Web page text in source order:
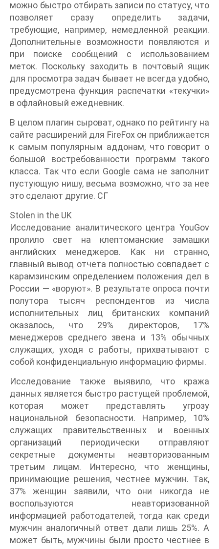
можно быстро отбирать записи по статусу, что
позволяет сразу определить задачи,
требующие, например, немедленной реакции.
Дополнительные возможности появляются и
при поиске сообщений с использованием
меток. Поскольку заходить в почтовый ящик
для просмотра задач бывает не всегда удобно,
предусмотрена функция распечатки «текучки»
в офлайновый ежедневник.
В целом плагин сыроват, однако по рейтингу на
сайте расширений для FireFox он приближается
к самым популярным аддонам, что говорит о
большой востребованности программ такого
класса. Так что если Google сама не заполнит
пустующую нишу, весьма возможно, что за нее
это сделают другие. СГ
Stolen in the UK
Исследование аналитического центра YouGov
пролило свет на клептоманские замашки
английских менеджеров. Как ни странно,
главный вывод отчета полностью совпадает с
карамзинским определением положения дел в
России — «воруют». В результате опроса почти
полутора тысяч респондентов из числа
исполнительных лиц британских компаний
оказалось, что 29% директоров, 17%
менеджеров среднего звена и 13% обычных
служащих, уходя с работы, прихватывают с
собой конфиденциальную информацию фирмы.
Исследование также выявило, что кража
данных является быстро растущей проблемой,
которая может представлять угрозу
национальной безопасности. Например, 10%
служащих правительственных и военных
организаций периодически отправляют
секретные документы неавторизованным
третьим лицам. Интересно, что женщины,
принимающие решения, честнее мужчин. Так,
37% женщин заявили, что они никогда не
воспользуются неавторизованной
информацией работодателей, тогда как среди
мужчин аналогичный ответ дали лишь 25%. А
может быть, мужчины были просто честнее в